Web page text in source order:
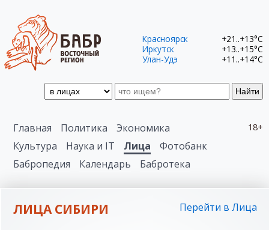
Найти
Красноярск
+21..+13°C
Иркутск
+13..+15°C
Улан-Удэ
+11..+14°C
18+
Главная Политика
Экономика
Культура
Наука и IT Лица
Фотобанк
Бабропедия
Календарь Бабротека
ЛИЦА СИБИРИ Перейти в Лица